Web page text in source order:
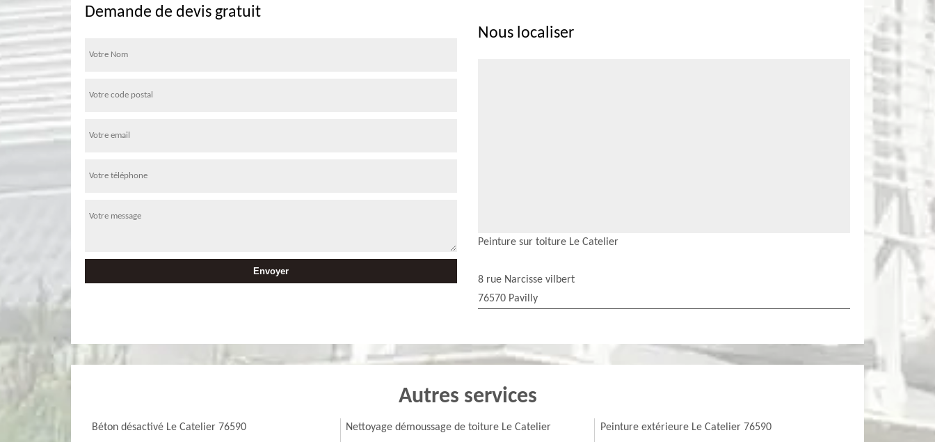
Demande de devis gratuit
Nous localiser
Peinture sur toiture Le Catelier
8 rue Narcisse vilbert
76570 Pavilly
Autres services
Béton désactivé Le Catelier 76590 Nettoyage démoussage de toiture Le Catelier Peinture extérieure Le Catelier 76590